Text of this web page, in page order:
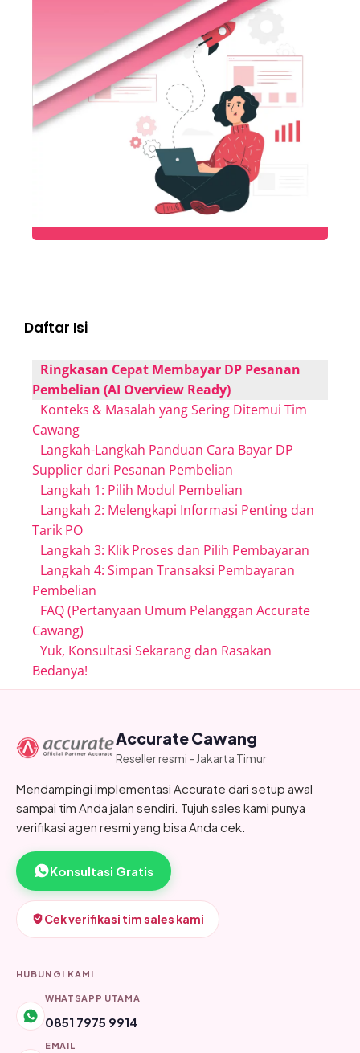
Daftar Isi
Ringkasan Cepat Membayar DP Pesanan
Pembelian (AI Overview Ready)
Konteks & Masalah yang Sering Ditemui Tim
Cawang
Langkah-Langkah Panduan Cara Bayar DP
Supplier dari Pesanan Pembelian
Langkah 1: Pilih Modul Pembelian
Langkah 2: Melengkapi Informasi Penting dan
Tarik PO
Langkah 3: Klik Proses dan Pilih Pembayaran
Langkah 4: Simpan Transaksi Pembayaran
Pembelian
FAQ (Pertanyaan Umum Pelanggan Accurate
Cawang)
Yuk, Konsultasi Sekarang dan Rasakan
Bedanya!
Accurate Cawang
Reseller resmi - Jakarta Timur
Mendampingi implementasi Accurate dari setup awal
sampai tim Anda jalan sendiri. Tujuh sales kami punya
verifikasi agen resmi yang bisa Anda cek.
Konsultasi Gratis
Cek verifikasi tim sales kami
HUBUNGI KAMI
WHATSAPP UTAMA
0851 7975 9914
EMAIL